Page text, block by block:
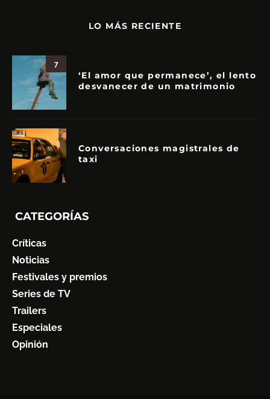
LO MÁS RECIENTE
7
‘El amor que permanece’, el lento
desvanecer de un matrimonio
Conversaciones magistrales de
taxi
CATEGORÍAS
Críticas
Noticias
Festivales y premios
Series de TV
Trailers
Especiales
Opinión